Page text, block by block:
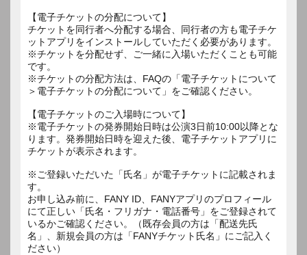
【電子チケットの分配について】
チケットを同行者へ分配する場合、同行者の方も電子チケ
ットアプリをインストールしていただく必要があります。
※チケットを分配せず、ご一緒に入場いただくことも可能
です。
※チケットの分配方法は、FAQの「電子チケットについて
＞電子チケットの分配について」をご確認ください。
【電子チケットのご入場時について】
※電子チケットの発券開始日時は公演3日前10:00以降とな
ります。発券開始日時を迎えた後、電子チケットアプリに
チケットが表示されます。
※ご登録いただいた「氏名」が電子チケットに記載されま
す。
お申し込み前に、FANY ID、FANYアプリのプロフィール
にて正しい「氏名・フリガナ・電話番号」をご登録されて
いるかご確認ください。（既存会員の方は「配送先氏
名」、新規会員の方は「FANYチケット氏名」にご記入く
ださい）